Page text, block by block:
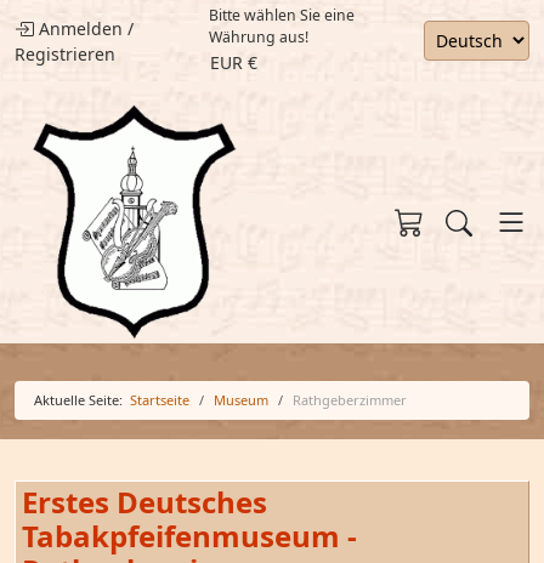
Anmelden /
Registrieren
Bitte wählen Sie eine
Währung aus!
EUR €
Aktuelle Seite: Startseite Museum Rathgeberzimmer
Erstes Deutsches
Tabakpfeifenmuseum -